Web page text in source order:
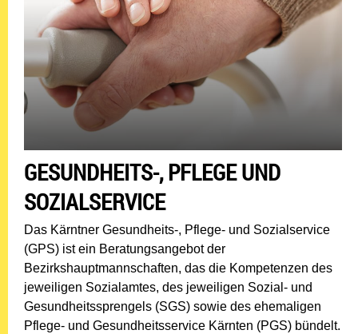
GESUNDHEITS-, PFLEGE UND
SOZIALSERVICE
Das Kärntner Gesundheits-, Pflege- und Sozialservice
(GPS) ist ein Beratungsangebot der
Bezirkshauptmannschaften, das die Kompetenzen des
jeweiligen Sozialamtes, des jeweiligen Sozial- und
Gesundheitssprengels (SGS) sowie des ehemaligen
Pflege- und Gesundheitsservice Kärnten (PGS) bündelt.